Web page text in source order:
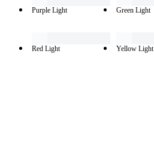
Purple Light Green Light
Red Light Yellow Light